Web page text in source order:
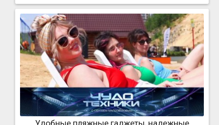
Удобные пляжные гаджеты, надежные